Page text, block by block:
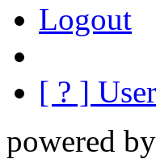
Logout
[ ? ]
powered by